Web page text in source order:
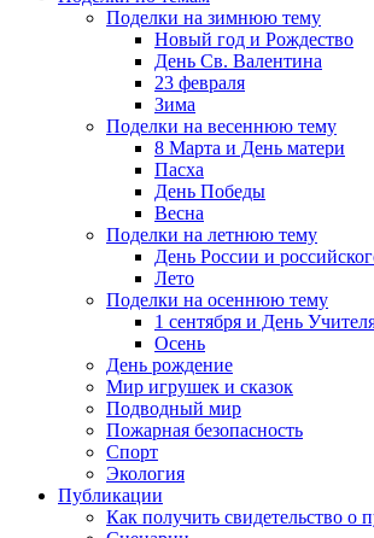
Поделки на зимнюю тему
Новый год и Рождество
День Св. Валентина
23 февраля
Зима
Поделки на весеннюю тему
8 Марта и День матери
Пасха
День Победы
Весна
Поделки на летнюю тему
День России и
Лето
Поделки на осеннюю тему
1 сентября и День
Осень
День рождение
Мир игрушек и сказок
Подводный мир
Пожарная безопасность
Спорт
Экология
Публикации
Как получить свидетельство о